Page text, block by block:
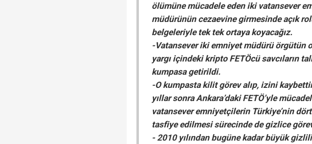
ölümüne mücadele eden iki vatansever
müdürünün cezaevine girmesinde açık
belgeleriyle tek tek ortaya koyacağız.
-Vatansever iki emniyet müdürü örgütün
yargı içindeki kripto FETÖcü savcıların
kumpasa getirildi.
-O kumpasta kilit görev alıp, izini
yıllar sonra Ankara’daki FETÖ’yle
vatansever emniyetçilerin Türkiye’nin
tasfiye edilmesi sürecinde de gizlice
- 2010 yılından bugüne kadar büyük